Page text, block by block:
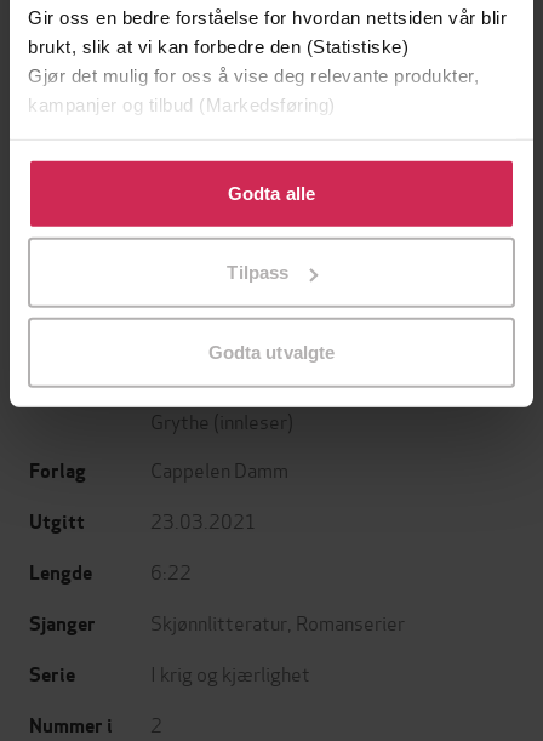
Gir oss en bedre forståelse for hvordan nettsiden vår blir
brukt, slik at vi kan forbedre den (Statistiske)
Gjør det mulig for oss å vise deg relevante produkter,
kampanjer og tilbud (Markedsføring)
Klikk på «Godta alle» for å gi oss ditt samtykke til å
bruke cookies for alle disse formålene. Du kan også
tilpasse ditt samtykke til spesifikke formål ved å klikke
Godta alle
Tilpass
Godta utvalgte
169,-
Flaggermusmannen
Jo Nesbø
169,-
Michael Hjorth
Forfattere Else Berit Kristiansen(forfatter),Hilde
Grythe (innleser)
Forlag Cappelen Damm
Utgitt 23.03.2021
Lengde 6:22
Sjanger Skjønnlitteratur Romanserier
Serie I krig og kjærlighet
Nummer i
2